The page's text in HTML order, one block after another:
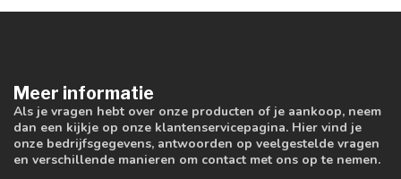
Meer informatie
Als je vragen hebt over onze producten of je aankoop, neem
dan een kijkje op onze klantenservicepagina. Hier vind je
onze bedrijfsgegevens, antwoorden op veelgestelde vragen
en verschillende manieren om contact met ons op te nemen.